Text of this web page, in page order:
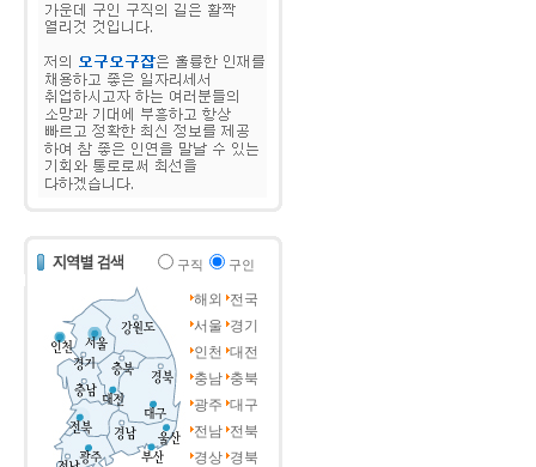
구직 구인
해외
전국
서울 경기
인천 대전
충남 충북
광주 대구
전남 전북
경상 경북